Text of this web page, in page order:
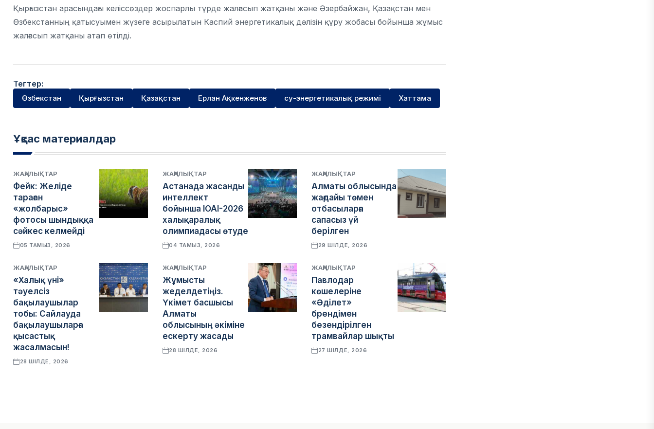
Қырғызстан арасындағы келіссөздер жоспарлы түрде жалғасып жатқаны және Әзербайжан, Қазақстан мен
Өзбекстанның қатысуымен жүзеге асырылатын Каспий энергетикалық дәлізін құру жобасы бойынша жұмыс
жалғасып жатқаны атап өтілді.
Тегтер:
Өзбекстан Қырғызстан Қазақстан Ерлан Ақкенженов су-энергетикалық режимі Хаттама
Ұқсас материалдар
ЖАҢАЛЫҚТАР
Фейк: Желіде
тараған
«жолбарыс»
фотосы шындыққа
сәйкес келмейді
05 ТАМЫЗ, 2026
ЖАҢАЛЫҚТАР
Астанада жасанды
интеллект
бойынша IOAI-2026
халықаралық
олимпиадасы өтуде
04 ТАМЫЗ, 2026
ЖАҢАЛЫҚТАР
Алматы облысында
жағдайы төмен
отбасыларға
сапасыз үй
берілген
29 ШІЛДЕ, 2026
ЖАҢАЛЫҚТАР
«Халық үні»
тәуелсіз
бақылаушылар
тобы: Сайлауда
бақылаушыларға
қысастық
жасалмасын!
28 ШІЛДЕ, 2026
ЖАҢАЛЫҚТАР
Жұмысты
жеделдетіңіз.
Үкімет басшысы
Алматы
облысының әкіміне
ескерту жасады
28 ШІЛДЕ, 2026
ЖАҢАЛЫҚТАР
Павлодар
көшелеріне
«Әділет»
брендімен
безендірілген
трамвайлар шықты
27 ШІЛДЕ, 2026